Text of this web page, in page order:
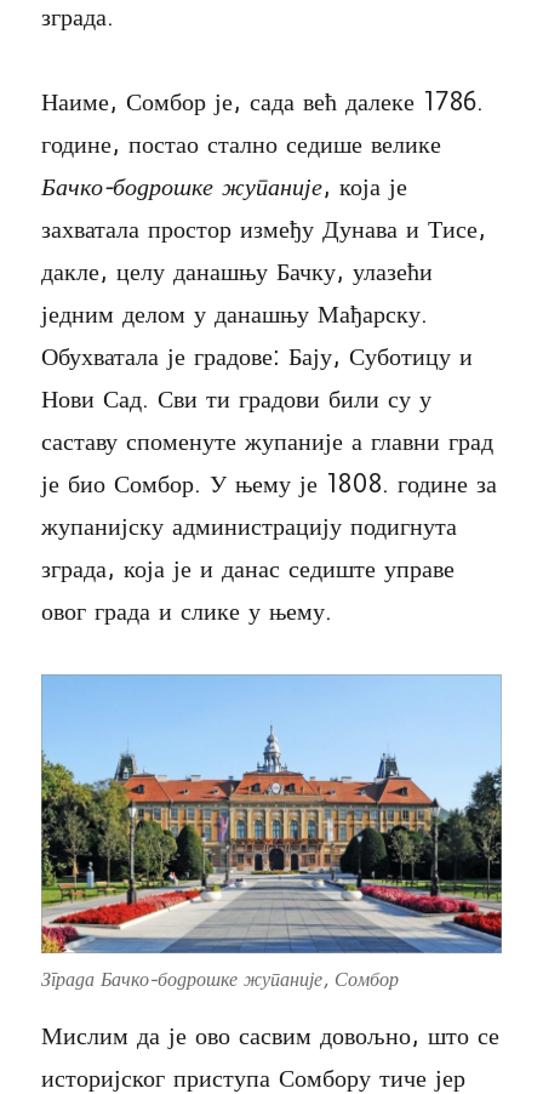
зграда.
Наиме, Сомбор је, сада већ далеке 1786.
године, постао стално седише велике
Бачко-бодрошке жупаније, која је
захватала простор између Дунава и Тисе,
дакле, целу данашњу Бачку, улазећи
једним делом у данашњу Мађарску.
Обухватала је градове: Бају, Суботицу и
Нови Сад. Сви ти градови били су у
саставу споменуте жупаније а главни град
је био Сомбор. У њему је 1808. године за
жупанијску администрацију подигнута
зграда, која је и данас седиште управе
овог града и слике у њему.
Зграда Бачко-бодрошке жупаније, Сомбор
Мислим да је ово сасвим довољно, што се
историјског приступа Сомбору тиче јер